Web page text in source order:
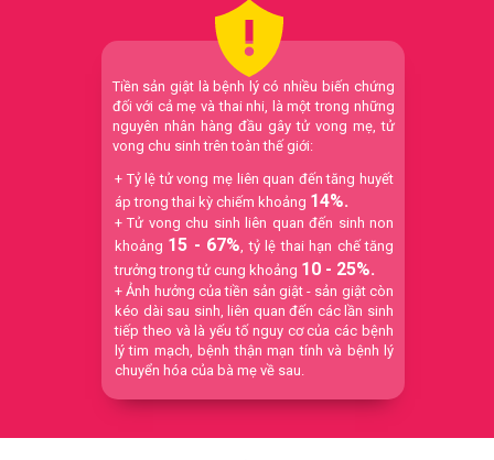
Tiền sản giật là bệnh lý có nhiều biến chứng
đối với cả mẹ và thai nhi, là một trong những
nguyên nhân hàng đầu gây tử vong mẹ, tử
vong chu sinh trên toàn thế giới:
+ Tỷ lệ tử vong mẹ liên quan đến tăng huyết
áp trong thai kỳ chiếm khoảng 14%.
+ Tử vong chu sinh liên quan đến sinh non
khoảng 15 - 67% , tỷ lệ thai hạn chế tăng
trưởng trong tử cung khoảng 10 - 25%.
+ Ảnh hưởng của tiền sản giật - sản giật còn
kéo dài sau sinh, liên quan đến các lần sinh
tiếp theo và là yếu tố nguy cơ của các bệnh
lý tim mạch, bệnh thận mạn tính và bệnh lý
chuyển hóa của bà mẹ về sau.